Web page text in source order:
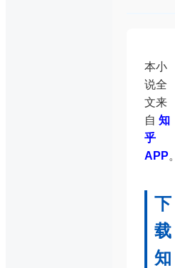
本小
说全
文来
自 知
乎
APP。
下
载
知